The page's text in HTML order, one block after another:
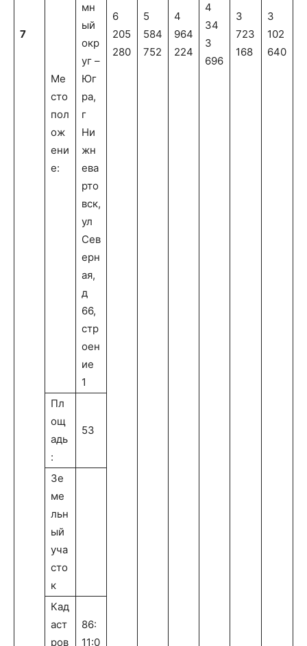
7
6
205
280
5
584
752
4
964
224
4
34
3
696
3
723
168
3
102
640
Ме
сто
пол
ож
ени
е:
мн
ый
окр
уг –
Юг
ра,
г
Ни
жн
ева
рто
вск,
ул
Сев
ерн
ая,
д
66,
стр
оен
ие
1
Пл
ощ
адь
:
53
Зе
ме
льн
ый
уча
сто
к
Кад
аст
ров
86:
11:0